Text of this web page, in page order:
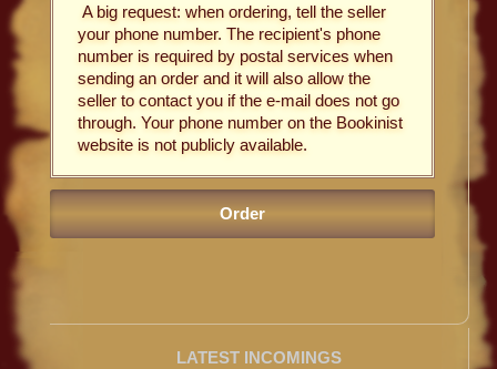
A big request: when ordering, tell the seller
your phone number. The recipient's phone
number is required by postal services when
sending an order and it will also allow the
seller to contact you if the e-mail does not go
through. Your phone number on the Bookinist
website is not publicly available.
LATEST INCOMINGS